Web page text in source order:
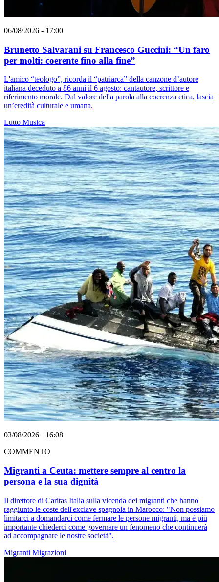
06/08/2026 - 17:00
Brunetto Salvarani su Francesco Guccini: “Un faro
per molti: coerente fino alla fine”
L'amico “teologo”, ricorda il “patriarca” della canzone d’autore
italiana deceduto a 86 anni il 6 agosto: cantautore, scrittore e
riferimento morale. Dal valore della parola alla coerenza etica, lascia
un’eredità culturale e umana.
Lutto Musica
03/08/2026 - 16:08
COMMENTO
Migranti a Ceuta: mettere sempre al centro la
persona e la sua dignità
Il direttore di Caritas Italia sulla vicenda dei migranti che hanno
raggiunto le coste dell'exclave spagnola in Marocco: "Non possiamo
limitarci a domandarci come fermare le persone migranti, ma è più
importante chiederci come governare un fenomeno che continuerà
ad accompagnare le nostre società".
Migranti Migrazioni